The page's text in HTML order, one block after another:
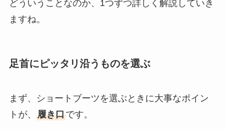
どういうことなのか、1つずつ詳しく解説していき
ますね。
足首にピッタリ沿うものを選ぶ
まず、ショートブーツを選ぶときに大事なポイン
トが、 履き口です。